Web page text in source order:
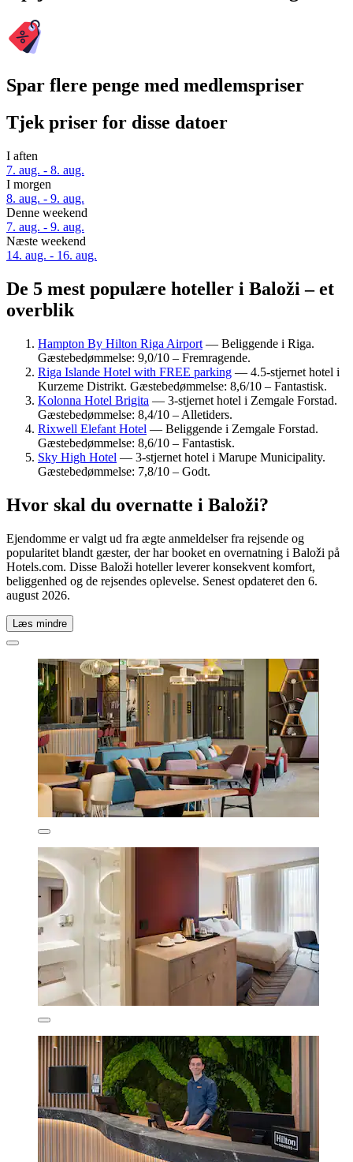
Spar flere penge med medlemspriser
Tjek priser for disse datoer
I aften
7. aug. - 8. aug.
I morgen
8. aug. - 9. aug.
Denne weekend
7. aug. - 9. aug.
Næste weekend
14. aug. - 16. aug.
De 5 mest populære hoteller i Baloži – et
overblik
Hampton By Hilton Riga Airport — Beliggende i Riga.
Gæstebedømmelse: 9,0/10 – Fremragende.
Riga Islande Hotel with FREE parking — 4.5-stjernet hotel i
Kurzeme Distrikt. Gæstebedømmelse: 8,6/10 – Fantastisk.
Kolonna Hotel Brigita — 3-stjernet hotel i Zemgale Forstad.
Gæstebedømmelse: 8,4/10 – Alletiders.
Rixwell Elefant Hotel — Beliggende i Zemgale Forstad.
Gæstebedømmelse: 8,6/10 – Fantastisk.
Sky High Hotel — 3-stjernet hotel i Marupe Municipality.
Gæstebedømmelse: 7,8/10 – Godt.
Hvor skal du overnatte i Baloži?
Ejendomme er valgt ud fra ægte anmeldelser fra rejsende og
popularitet blandt gæster, der har booket en overnatning i Baloži på
Hotels.com. Disse Baloži hoteller leverer konsekvent komfort,
beliggenhed og de rejsendes oplevelse. Senest opdateret den 6.
august 2026.
Læs mindre